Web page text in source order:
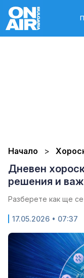
Начало
Дневен
решения и
Разберете как ще
17.05.2026 • 07:37